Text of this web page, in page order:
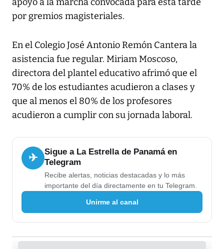
apoyo a la marcha convocada para esta tarde
por gremios magisteriales.
En el Colegio José Antonio Remón Cantera la
asistencia fue regular. Miriam Moscoso,
directora del plantel educativo afrimó que el
70% de los estudiantes acudieron a clases y
que al menos el 80% de los profesores
acudieron a cumplir con su jornada laboral.
✈
Sigue a La Estrella de Panamá en
Telegram
Recibe alertas, noticias destacadas y lo más
importante del día directamente en tu Telegram.
Unirme al canal